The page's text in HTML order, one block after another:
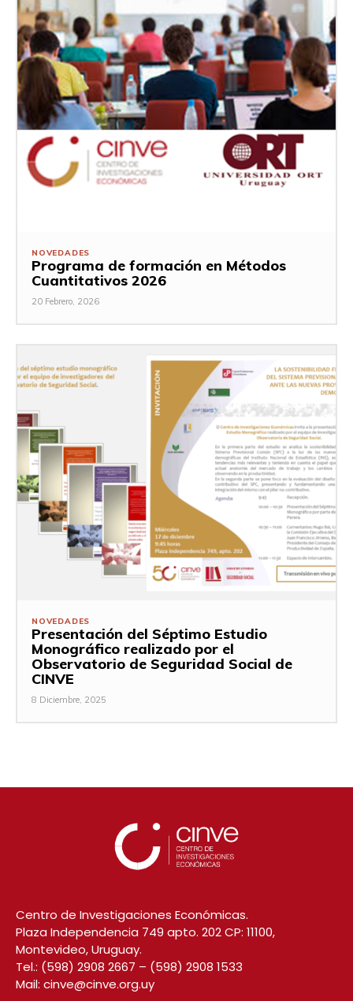
NOVEDADES
Programa de formación en Métodos
Cuantitativos 2026
20 Febrero, 2026
NOVEDADES
Presentación del Séptimo Estudio
Monográfico realizado por el
Observatorio de Seguridad Social de
CINVE
8 Diciembre, 2025
Centro de Investigaciones Económicas.
Plaza Independencia 749 apto. 202 CP: 11100,
Montevideo, Uruguay.
Tel.: (598) 2908 2667 – (598) 2908 1533
Mail: cinve@cinve.org.uy